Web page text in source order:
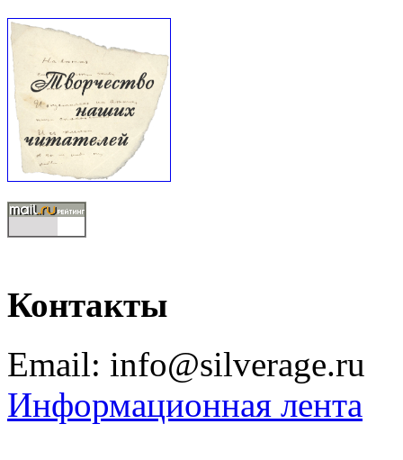
Контакты
Email: info@silverage.ru
Информационная лента